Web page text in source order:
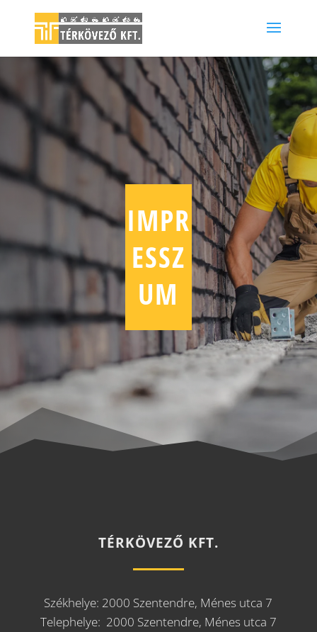
IMPR
ESSZ
UM
TÉRKÖVEZŐ KFT.
Székhelye: 2000 Szentendre, Ménes utca 7
Telephelye: 2000 Szentendre, Ménes utca 7